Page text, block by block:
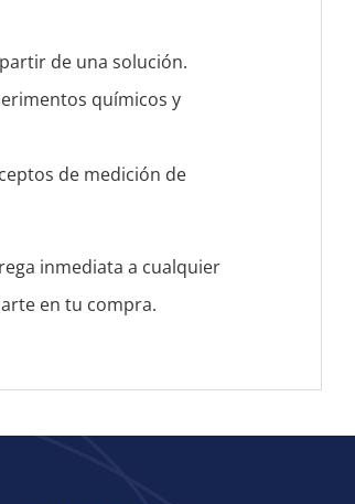
de una solución.
químicos y
de medición de
inmediata a cualquier
en tu compra.